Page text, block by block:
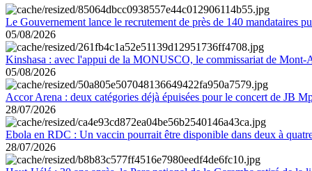
Le Gouvernement lance le recrutement de près de 140 mandataires
05/08/2026
Kinshasa : avec l'appui de la MONUSCO, le commissariat de Mont-
05/08/2026
Accor Arena : deux catégories déjà épuisées pour le concert de JB
28/07/2026
Ebola en RDC : Un vaccin pourrait être disponible dans deux à
28/07/2026